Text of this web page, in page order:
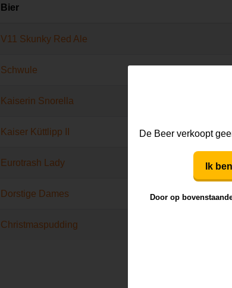
Bier
V11 Skunky Red Ale
Schwule
Kaiserin Snorella
Kaiser Küttlipp II
Eurotrash Lady
Dorstige Dames
Christmaspudding
De Beer verkoopt
Ik
Door op